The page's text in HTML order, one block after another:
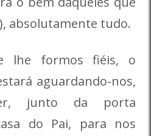
absolutamente tudo.
lhe formos fiéis, o
aguardando-nos,
junto da porta
do Pai, para nos